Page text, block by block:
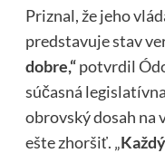
Priznal, že jeho
predstavuje stav
dobre,“potvrdil
súčasná
obrovský dosah na
ešte zhoršiť. „